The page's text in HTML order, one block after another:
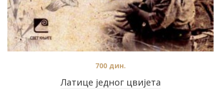
Латице једног цвијета
700 дин.